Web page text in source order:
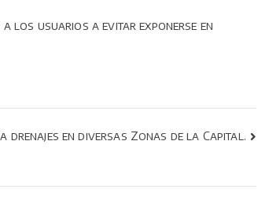
los usuarios a evitar exponerse en
drenajes en diversas Zonas de la Capital.